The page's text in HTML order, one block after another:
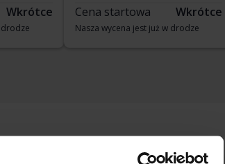
Wkrótce
drodze
Cena startowa Wkrótce
Nasza wycena jest już w drodze
Audi R8